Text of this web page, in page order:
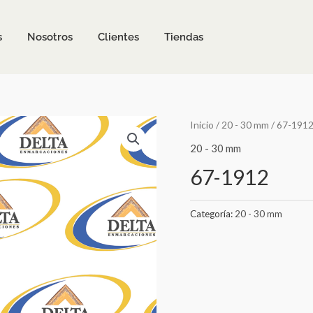
Nosotros Clientes Tiendas
Inicio /20 - 30 mm / 67-1912
20 - 30 mm
67-1912
Categoría: 20 - 30 mm